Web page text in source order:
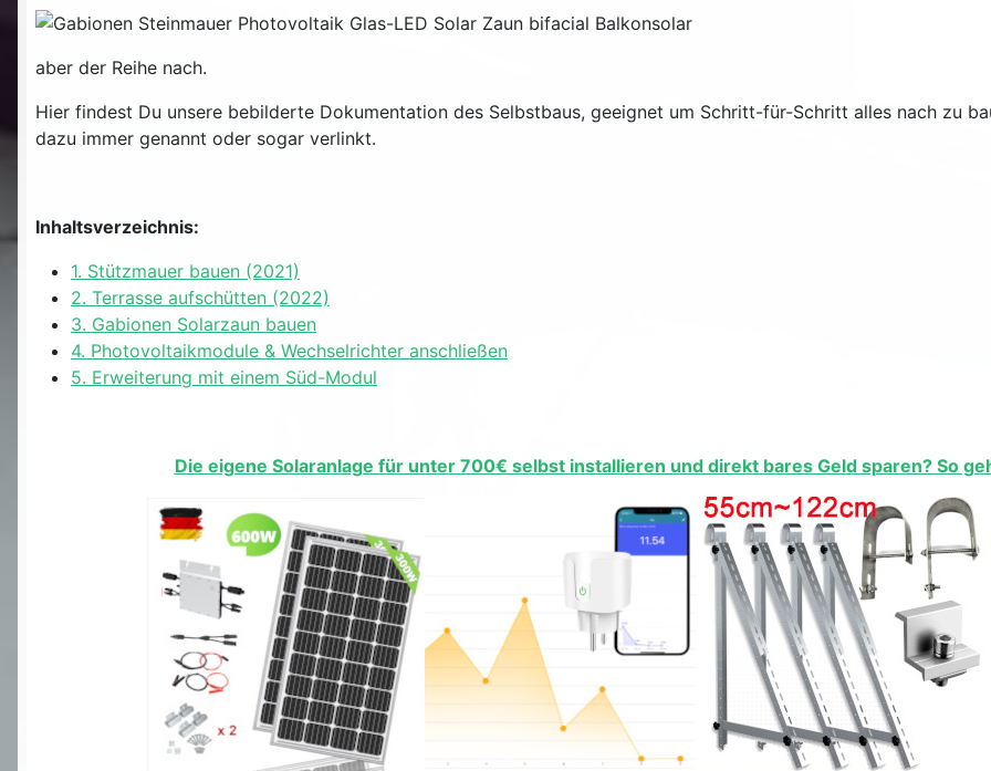
aber der Reihe nach.
Hier findest Du unsere bebilderte Dokumentation des Selbstbaus, geeignet um Schritt-für-Schritt alles nach zu
dazu immer genannt oder sogar verlinkt.
Inhaltsverzeichnis:
1. Stützmauer bauen (2021)
2. Terrasse aufschütten (2022)
3. Gabionen Solarzaun bauen
4. Photovoltaikmodule & Wechselrichter anschließen
5. Erweiterung mit einem Süd-Modul
Die eigene Solaranlage für unter 700€ selbst installieren und direkt bares Geld sparen? So